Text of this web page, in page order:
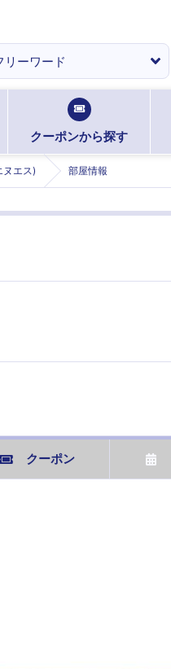
クーポンから探す
ヌエス) 部屋情報
クーポン